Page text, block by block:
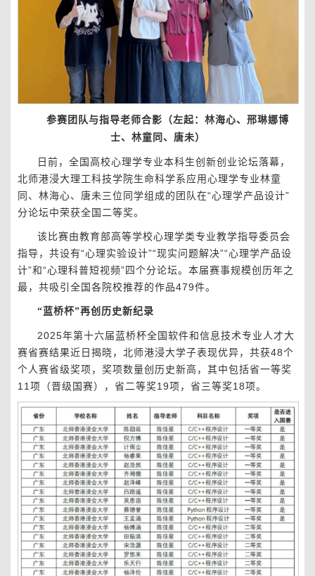
参赛团队与指导老师合影（左起：林海心、邢琳娜博
士、林童同、唐未）
日前，全国高校心理学专业本科生创新创业论坛落幕，
北师港浸大理工科技学院生命科学系应用心理学专业林童
同、林海心、唐未三位同学组成的团队在“心理学产品设计”
分论坛中荣获全国二等奖。
该比赛由教育部高等学校心理学类专业教学指导委员会
指导，共设有“心理实验设计”“现实问题解决”“心理学产品设
计”和“心理科普短视频”四个分论坛。本届赛事规模创历年之
最，共吸引全国各院校推荐的作品479件。
“蓝桥杯”再创历史新纪录
2025年第十六届蓝桥杯全国软件和信息技术专业人才大
赛省赛结果近日揭晓，北师港浸大学子表现优异，共获48个
个人赛省级奖项，奖项数量创历史新高，其中包括省一等奖
11项（晋级国赛），省二等奖19项，省三等奖18项。